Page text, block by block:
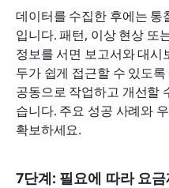
데이터를 수집한 후에는
입니다. 패턴, 이상 현상 또
정보를 서면 보고서와 대
두가 쉽게 접근할 수 있도
공동으로 작업하고 개선할
습니다. 주요 성공 사례와
확보하세요.
7단계: 필요에 따라 요